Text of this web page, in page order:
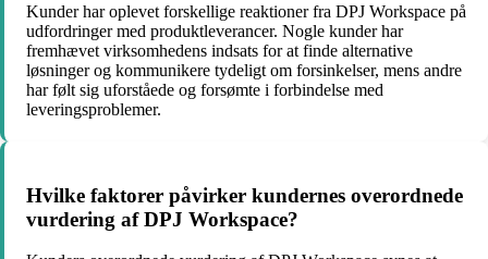
Kunder har oplevet forskellige reaktioner fra DPJ Workspace på
udfordringer med produktleverancer. Nogle kunder har
fremhævet virksomhedens indsats for at finde alternative
løsninger og kommunikere tydeligt om forsinkelser, mens andre
har følt sig uforståede og forsømte i forbindelse med
leveringsproblemer.
Hvilke faktorer påvirker kundernes overordnede
vurdering af DPJ Workspace?